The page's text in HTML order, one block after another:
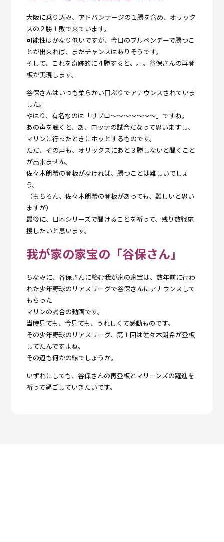
大阪に乗り込み、アドバンテージの１勝を含め、オリック
スの２勝１敗で来ています。
可能性はかなり低いですが、今日のブルペンデーで勝つこ
とが出来れば、まだチャンスはありそうです。
そして、これを奇跡的に４勝すると。。。谷保さんの再登
板が実現します。
谷保さんはいつも柔らかい口ぶりでアナウンスされていま
した。
やはり、有名なのは「サブロ～～～～～～～」ですね。
あの声を聴くと、あ、ロッテの試合だなって思いますし、
マリンに行ったときにホッとするものです。
ただ、その声も、オリックスにあと３勝しないと聞くこと
が出来ません。
佐々木朗希の登板がなければ、勝つことは難しいでしょ
う。
（もちろん、佐々木朗希の登板があっても、難しいと思い
ますが）
最後に、日本シリーズで聞けることを祈って、残り数戦応
援したいと思います。
我が家の家宝の「谷保さん」
ちなみに、谷保さんに絡む我が家の家宝は、数年前に行わ
れた少年野球のリアスリーグで谷保さんにアナウンスして
もらった
マリンの試合の動画です。
当時見ても、今見ても、うれしくて感動ものです。
その少年野球のリアスリーグ、第１回は佐々木朗希が登板
してたんですよね。
その辺も何かの縁でしょうか。
いずれにしても、谷保さんの再登板とマリーンズの躍進を
祈って過ごしていきたいです。